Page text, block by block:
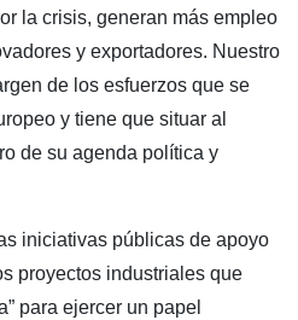
la crisis, generan más empleo
y exportadores. Nuestro
de los esfuerzos que se
y tiene que situar al
de su agenda política y
iniciativas públicas de apoyo
proyectos industriales que
para ejercer un papel